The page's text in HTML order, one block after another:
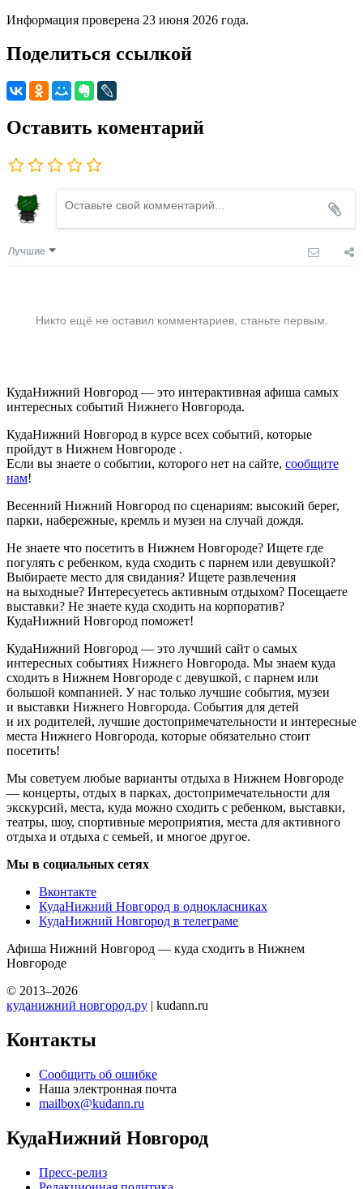
Информация проверена 23 июня 2026 года.
Поделиться ссылкой
Оставить коментарий
Лучшие
Никто ещё не оставил комментариев, станьте первым.
КудаНижний Новгород — это интерактивная афиша самых
интересных событий Нижнего Новгорода.
КудаНижний Новгород в курсе всех событий, которые
пройдут в Нижнем Новгороде .
Если вы знаете о событии, которого нет на сайте, сообщите
нам!
Весенний Нижний Новгород по сценариям: высокий берег,
парки, набережные, кремль и музеи на случай дождя.
Не знаете что посетить в Нижнем Новгороде? Ищете где
погулять с ребенком, куда сходить с парнем или девушкой?
Выбираете место для свидания? Ищете развлечения
на выходные? Интересуетесь активным отдыхом? Посещаете
выставки? Не знаете куда сходить на корпоратив?
КудаНижний Новгород поможет!
КудаНижний Новгород — это лучший сайт о самых
интересных событиях Нижнего Новгорода. Мы знаем куда
сходить в Нижнем Новгороде с девушкой, с парнем или
большой компанией. У нас только лучшие события, музеи
и выставки Нижнего Новгорода. События для детей
и их родителей, лучшие достопримечательности и интересные
места Нижнего Новгорода, которые обязательно стоит
посетить!
Мы советуем любые варианты отдыха в Нижнем Новгороде
— концерты, отдых в парках, достопримечательности для
экскурсий, места, куда можно сходить с ребенком, выставки,
театры, шоу, спортивные мероприятия, места для активного
отдыха и отдыха с семьей, и многое другое.
Мы в социальных сетях
Вконтакте
КудаНижний Новгород в однокласниках
КудаНижний Новгород в телеграме
Афиша Нижний Новгород — куда сходить в Нижнем
Новгороде
© 2013–2026
куданижний новгород.ру | kudann.ru
Контакты
Сообщить об ошибке
Наша электронная почта
mailbox@kudann.ru
КудаНижний Новгород
Пресс-релиз